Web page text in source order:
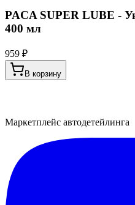
PACA SUPER LUBE -
400 мл
959 ₽
В корзину
Маркетплейс автодетейлинга